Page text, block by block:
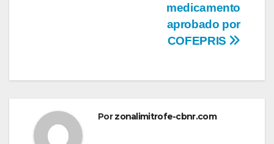
medicamento
aprobado por
COFEPRIS
Porzonalimitrofe-cbnr.com